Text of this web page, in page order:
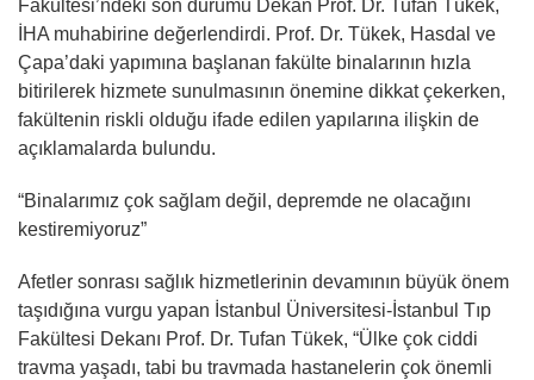
Fakültesi’ndeki son durumu Dekan Prof. Dr. Tufan Tükek,
İHA muhabirine değerlendirdi. Prof. Dr. Tükek, Hasdal ve
Çapa’daki yapımına başlanan fakülte binalarının hızla
bitirilerek hizmete sunulmasının önemine dikkat çekerken,
fakültenin riskli olduğu ifade edilen yapılarına ilişkin de
açıklamalarda bulundu.
“Binalarımız çok sağlam değil, depremde ne olacağını
kestiremiyoruz”
Afetler sonrası sağlık hizmetlerinin devamının büyük önem
taşıdığına vurgu yapan İstanbul Üniversitesi-İstanbul Tıp
Fakültesi Dekanı Prof. Dr. Tufan Tükek, “Ülke çok ciddi
travma yaşadı, tabi bu travmada hastanelerin çok önemli